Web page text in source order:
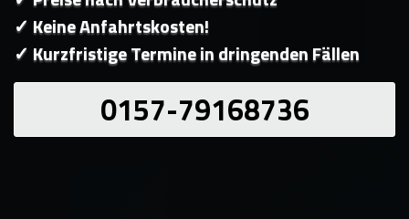
✓ Keine Anfahrtskosten!
✓ Kurzfristige Termine in dringenden Fällen
0157-79168736